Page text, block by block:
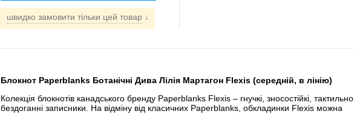
швидко замовити тільки цей товар↓
Блокнот Paperblanks Ботанічні Дива Лілія Мартагон Flexis (середній, в лінію)
Колекція блокнотів канадського бренду Paperblanks Flexis – гнучкі, зносостійкі, тактильно
бездоганні записники. На відміну від класичних Paperblanks, обкладинки Flexis можна